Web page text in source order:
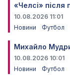
«Челсі» після
10.08.2026 11:01
Новини
Футбол
Михайло
10.08.2026 10:01
Новини
Футбол